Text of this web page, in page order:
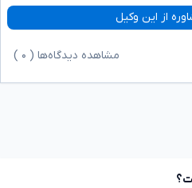
از این وکیل
مشاهده دیدگاه‌ها ( ۰